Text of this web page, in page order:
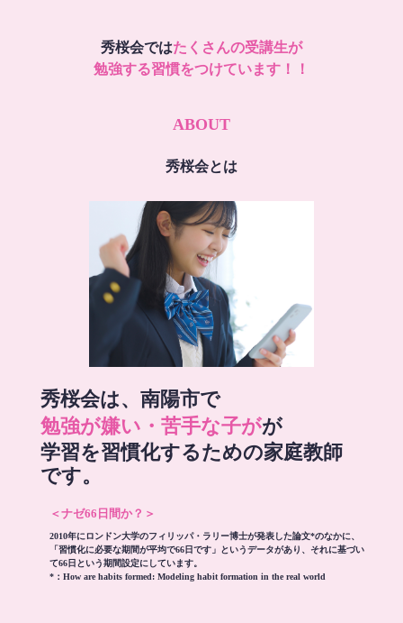
秀桜会ではたくさんの受講生が
勉強する習慣をつけています！！
ABOUT
秀桜会とは
秀桜会は、南陽市で
勉強が嫌い・苦手な子がが
学習を習慣化するための家庭教師
です。
＜ナゼ66日間か？＞
2010年にロンドン大学のフィリッパ・ラリー博士が発表した論文*のなかに、
「習慣化に必要な期間が平均で66日です」というデータがあり、それに基づい
て66日という期間設定にしています。
*： How are habits formed: Modeling habit formation in the real world